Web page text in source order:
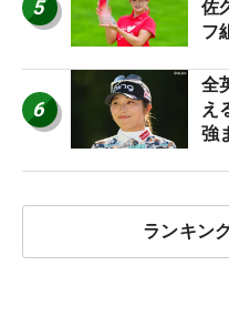
5
佐
フ
6
全
え
強
ランキン